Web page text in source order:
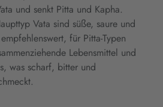
und senkt Pitta und Kapha.
Vata sind süße, saure und
für Pitta-Typen
Lebensmittel und
was scharf, bitter und